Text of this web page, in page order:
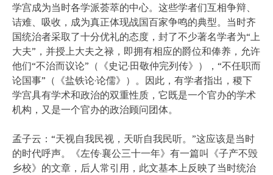
学宫成为当时各学派荟萃的中心。这些学者们互相争辩、
诘难、吸收，成为真正体现战国百家争鸣的典型。当时齐
国统治者采取了十分优礼的态度，封了不少著名学者为“上
大夫”，并授上大夫之禄，即拥有相应的爵位和俸养，允许
他们“不治而议论”（《史记·田敬仲完列传》），“不任职而
论国事”（《盐铁论·论儒》）。因此，有学者指出，稷下
学宫具有学术和政治的双重性质，它既是一个官办的学术
机构，又是一个官办的政治顾问团体。
孟子云：“天视自我民视，天听自我民听。”这应该是当时
的时代呼声。《左传·襄公三十一年》有一篇叫《子产不毁
乡校》的文章，后人常引用，此文基本上反映了当时统治